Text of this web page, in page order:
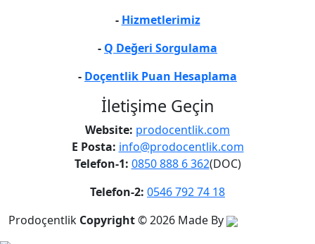
- Hizmetlerimiz
- Q Değeri Sorgulama
- Doçentlik Puan Hesaplama
İletişime Geçin
Website: prodocentlik.com
E Posta: info@prodocentlik.com
Telefon-1: 0850 888 6 362(DOC)
Telefon-2: 0546 792 74 18
Prodoçentlik Copyright© 2026 Made By